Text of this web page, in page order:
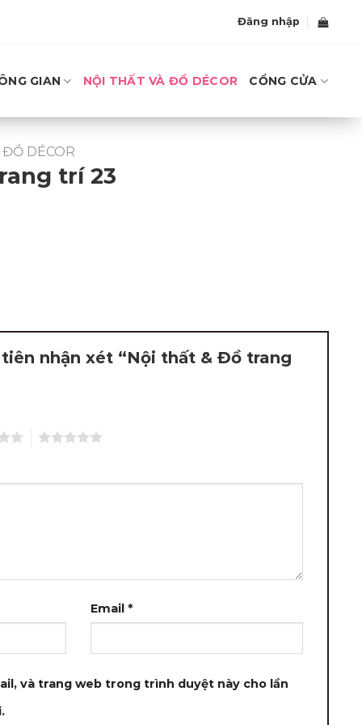
Đăng nhập
GIAN NỘI THẤT VÀ ĐỒ DÉCOR CỔNG CỬA
DÉCOR
trí 23
nhận xét “Nội thất & Đồ trang
Email *
và trang web trong trình duyệt này cho lần